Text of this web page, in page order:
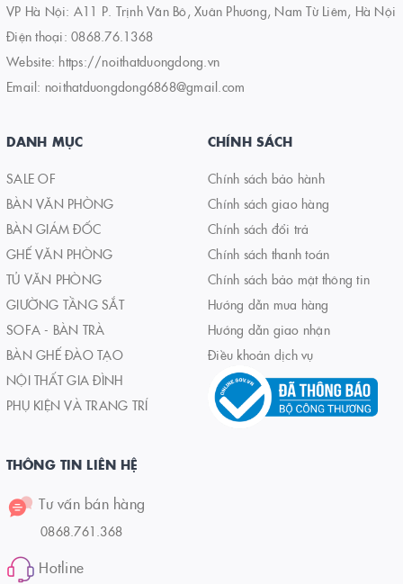
VP Hà Nội: A11 P. Trịnh Văn Bô, Xuân Phương, Nam Từ Liêm, Hà Nội
Điện thoại: 0868.76.1368
Website: https://noithatduongdong.vn
Email: noithatduongdong6868@gmail.com
DANH MỤC
SALE OF
BÀN VĂN PHÒNG
BÀN GIÁM ĐỐC
GHẾ VĂN PHÒNG
TỦ VĂN PHÒNG
GIƯỜNG TẦNG SẮT
SOFA - BÀN TRÀ
BÀN GHẾ ĐÀO TẠO
NỘI THẤT GIA ĐÌNH
PHỤ KIỆN VÀ TRANG TRÍ
CHÍNH SÁCH
Chính sách bảo hành
Chính sách giao hàng
Chính sách đổi trả
Chính sách thanh toán
Chính sách bảo mật thông tin
Hướng dẫn mua hàng
Hướng dẫn giao nhận
Điều khoản dịch vụ
THÔNG TIN LIÊN HỆ
Tư vấn bán hàng
0868.761.368
Hotline